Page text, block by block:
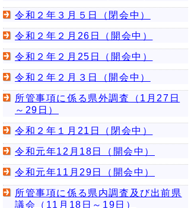
令和２年３月５日（閉会中）
令和２年２月26日（開会中）
令和２年２月25日（開会中）
令和２年２月３日（開会中）
所管事項に係る県外調査（1月27日
～29日）
令和２年１月21日（閉会中）
令和元年12月18日（開会中）
令和元年11月29日（開会中）
所管事項に係る県内調査及び出前県
議会（11月18日～19日）